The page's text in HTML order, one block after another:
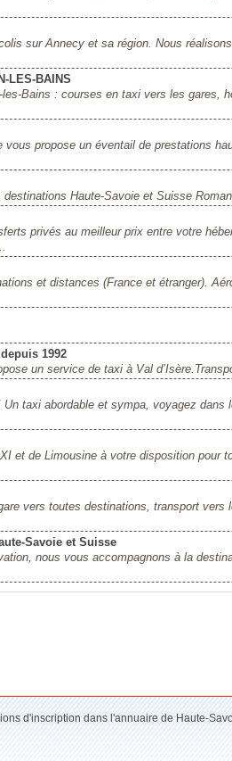
sur Annecy et sa région. Nous
LES-BAINS
Bains : courses en taxi vers les gares,
vous propose un éventail de prestations
destinations Haute-Savoie et Suisse
privés au meilleur prix entre votre
et distances (France et étranger).
1992
un service de taxi à Val
taxi abordable et sympa, voyagez
et de Limousine à votre disposition pour
vers toutes destinations, transport
Savoie et Suisse
nous vous accompagnons à la
d'inscription dans l'annuaire de Haute-